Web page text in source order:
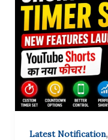
Latest Notification,